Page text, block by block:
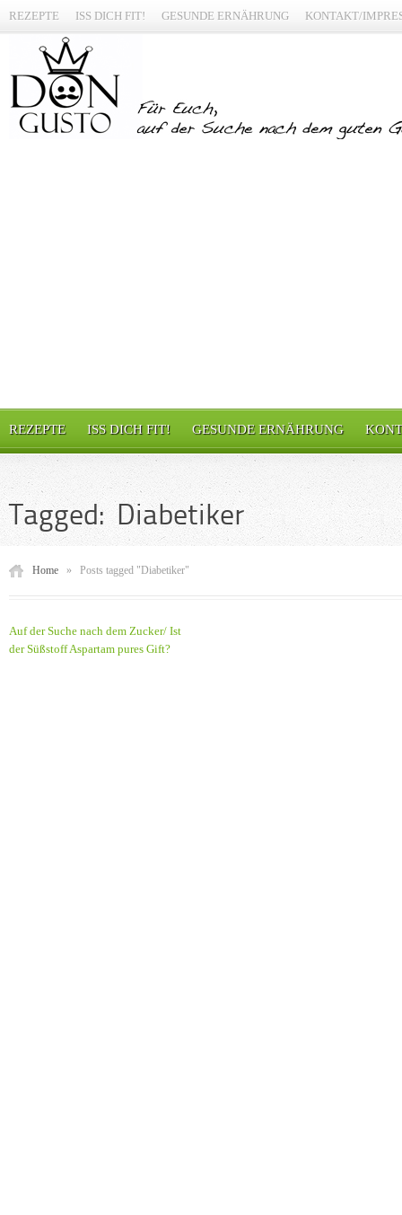
REZEPTE ISS DICH FIT! GESUNDE ERNÄHRUNG KONTAKT/
REZEPTE ISS DICH FIT! GESUNDE ERNÄHRUNG
Tagged: Diabetiker
Home » Posts tagged "Diabetiker"
Auf der Suche nach dem Zucker/ Ist
der Süßstoff Aspartam pures Gift?